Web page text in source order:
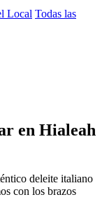
Local Todas las
en Hialeah
deleite italiano
con los brazos